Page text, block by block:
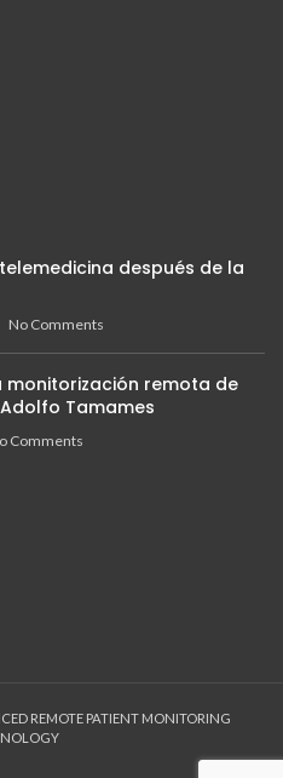
después de la
No Comments
monitorización remota de
Tamames
Comments
REMOTE PATIENT MONITORING